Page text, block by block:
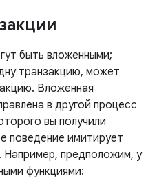
быть вложенными;
транзакцию, может
Вложенная
​​в другой процесс
вы получили
поведение имитирует
Например, предположим, у
функциями: